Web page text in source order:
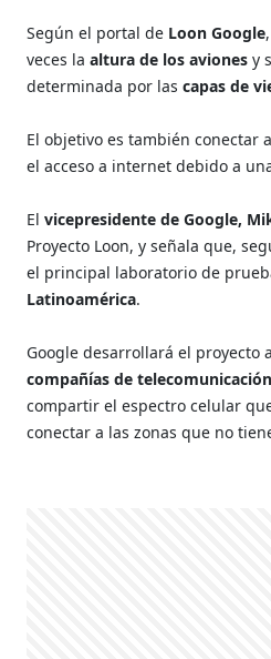
Según el portal de Loon Google
veces la altura de los aviones y
determinada por lascapas de
El objetivo es también conectar
el acceso a internet debido a
Elvicepresidente de Google,
Proyecto Loon, yseñala que,
el principal laboratorio de
Latinoamérica.
Google desarrollará el proyecto
compañíasde telecomunicación
compartir el espectro celular
conectar a las zonas que no